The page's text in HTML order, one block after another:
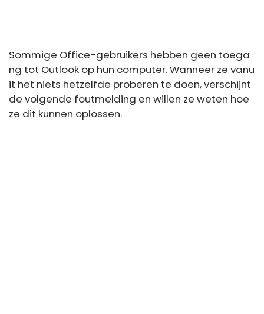
Sommige Office-gebruikers hebben geen toega
ng tot Outlook op hun computer. Wanneer ze vanu
it het niets hetzelfde proberen te doen, verschijnt
de volgende foutmelding en willen ze weten hoe
ze dit kunnen oplossen.